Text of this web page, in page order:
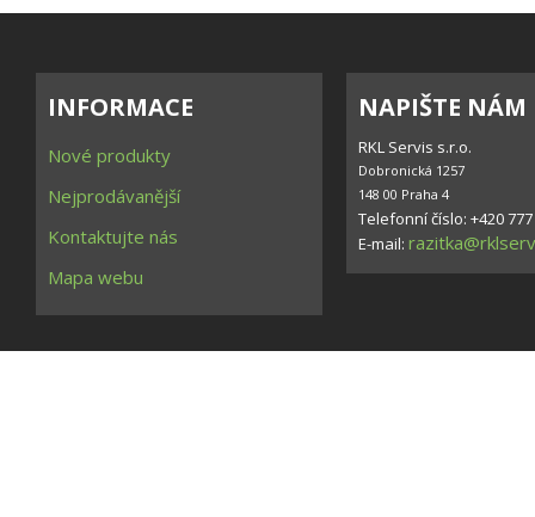
INFORMACE
Nové produkty
Nejprodávanější
Kontaktujte nás
Mapa webu
NAPIŠTE NÁM
RKL Servis s.r.o.
Dobronická 1257
148 00 Praha 4
Telefonní číslo: +420 777
E-mail: